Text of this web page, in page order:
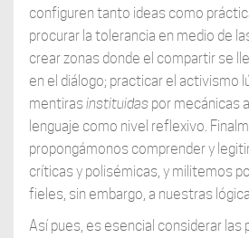
configuren tanto ideas como
procurar la tolerancia en medio de
crear zonas donde el compartir se
en el diálogo; practicar el activismo
mentirasinstituidaspor mecánicas
lenguaje como nivel reflexivo.
propongámonos comprender y
críticas y polisémicas, y militemos
fieles, sin embargo, a nuestras
Así pues, es esencial considerar las